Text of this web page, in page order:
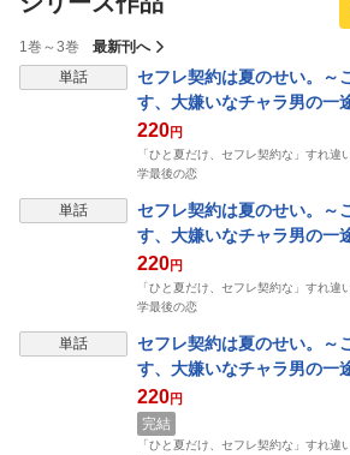
1巻～3巻 最新刊へ
表示制限中
単話
セフレ契約は夏のせい。～
す、大嫌いなチャラ男の一
220円
「ひと夏だけ、セフレ契約な」すれ
学最後の恋
表示制限中
単話
セフレ契約は夏のせい。～
す、大嫌いなチャラ男の一
220円
「ひと夏だけ、セフレ契約な」すれ
学最後の恋
表示制限中
単話
セフレ契約は夏のせい。～
す、大嫌いなチャラ男の一
220円
完結
「ひと夏だけ、セフレ契約な」すれ